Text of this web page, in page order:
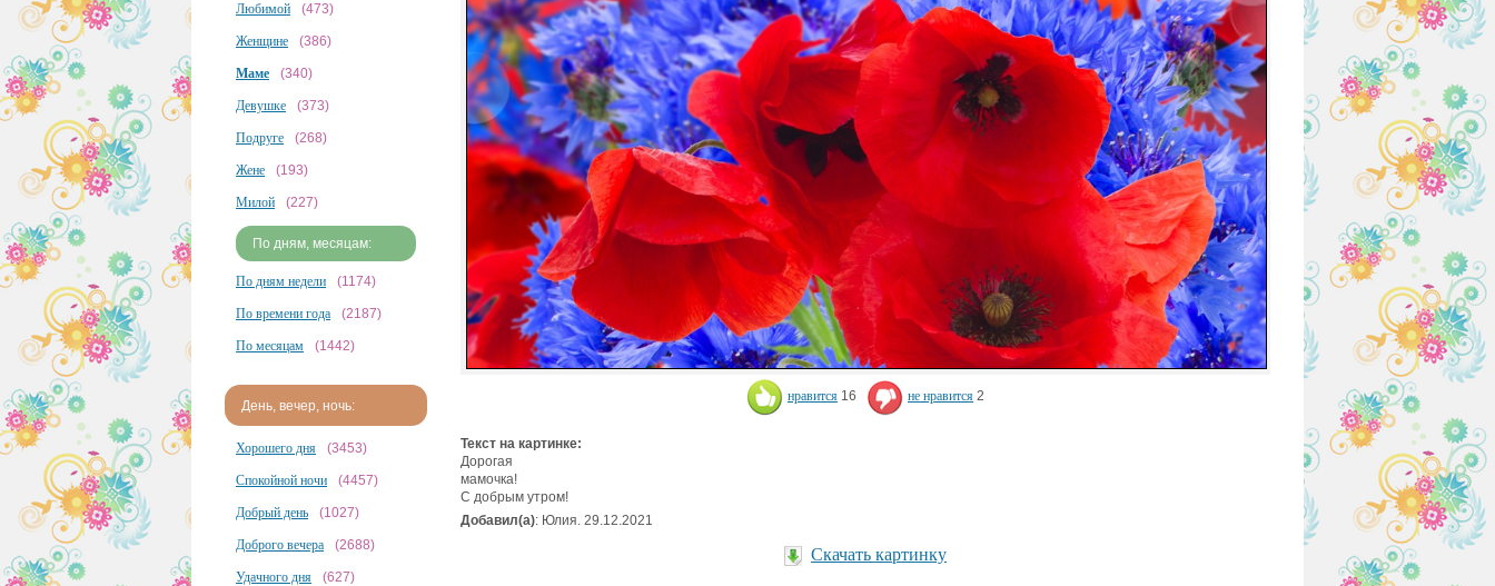
Любимой (473)
Женщине (386)
Маме (340)
Девушке (373)
Подруге (268)
Жене (193)
Милой (227)
По дням, месяцам:
По дням недели (1174)
По времени года (2187)
По месяцам (1442)
День, вечер, ночь:
Хорошего дня (3453)
Спокойной ночи (4457)
Добрый день (1027)
Доброго вечера (2688)
Удачного дня (627)
нравится 16 не нравится 2
Текст на картинке:
Дорогая
мамочка!
С добрым утром!
Добавил(а): Юлия. 29.12.2021
Скачать картинку